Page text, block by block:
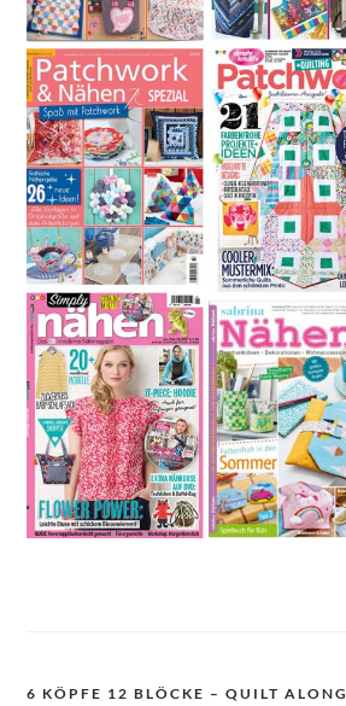
6 KÖPFE 12 BLÖCKE – QUILT ALONG